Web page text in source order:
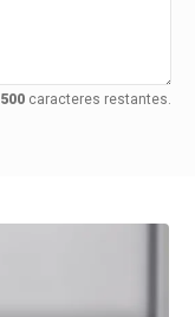
500caracteres restantes.